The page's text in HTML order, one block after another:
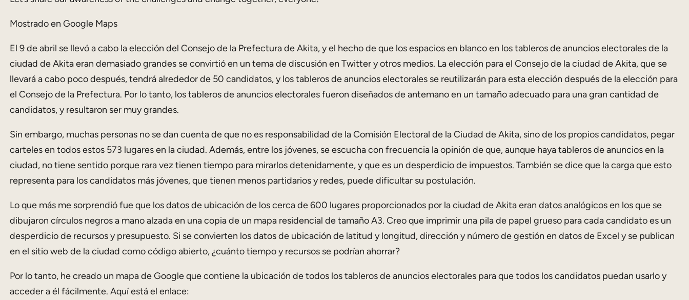
Mostrado en Google Maps
El 9 de abril se llevó a cabo la elección del Consejo de la Prefectura de Akita, y el hecho de que los espacios en blanco en los tableros de anuncios electorales de la
ciudad de Akita eran demasiado grandes se convirtió en un tema de discusión en Twitter y otros medios. La elección para el Consejo de la ciudad de Akita, que se
llevará a cabo poco después, tendrá alrededor de 50 candidatos, y los tableros de anuncios electorales se reutilizarán para esta elección después de la elección para
el Consejo de la Prefectura. Por lo tanto, los tableros de anuncios electorales fueron diseñados de antemano en un tamaño adecuado para una gran cantidad de
candidatos, y resultaron ser muy grandes.
Sin embargo, muchas personas no se dan cuenta de que no es responsabilidad de la Comisión Electoral de la Ciudad de Akita, sino de los propios candidatos, pegar
carteles en todos estos 573 lugares en la ciudad. Además, entre los jóvenes, se escucha con frecuencia la opinión de que, aunque haya tableros de anuncios en la
ciudad, no tiene sentido porque rara vez tienen tiempo para mirarlos detenidamente, y que es un desperdicio de impuestos. También se dice que la carga que esto
representa para los candidatos más jóvenes, que tienen menos partidarios y redes, puede dificultar su postulación.
Lo que más me sorprendió fue que los datos de ubicación de los cerca de 600 lugares proporcionados por la ciudad de Akita eran datos analógicos en los que se
dibujaron círculos negros a mano alzada en una copia de un mapa residencial de tamaño A3. Creo que imprimir una pila de papel grueso para cada candidato es un
desperdicio de recursos y presupuesto. Si se convierten los datos de ubicación de latitud y longitud, dirección y número de gestión en datos de Excel y se publican
en el sitio web de la ciudad como código abierto, ¿cuánto tiempo y recursos se podrían ahorrar?
Por lo tanto, he creado un mapa de Google que contiene la ubicación de todos los tableros de anuncios electorales para que todos los candidatos puedan usarlo y
acceder a él fácilmente. Aquí está el enlace: